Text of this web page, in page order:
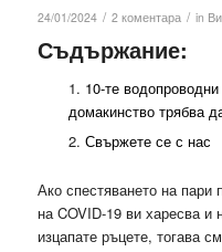
24/01/2024 / 2 коментара / in
Съдържание:
10-те
домакинство трябва
Свържете се с нас
Ако спестяването на пари
на COVID-19 ви харесва
изцапате ръцете, тогава